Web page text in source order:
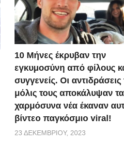
10 Μήνες έκρυβαν την
εγκυμοσύνη από φίλους
συγγενείς. Οι αντιδράσεις
μόλις τους αποκάλυψαν τα
χαρμόσυνα νέα έκαναν
βίντεο παγκόσμιο viral!
23 ΔΕΚΕΜΒΡΊΟΥ, 2023